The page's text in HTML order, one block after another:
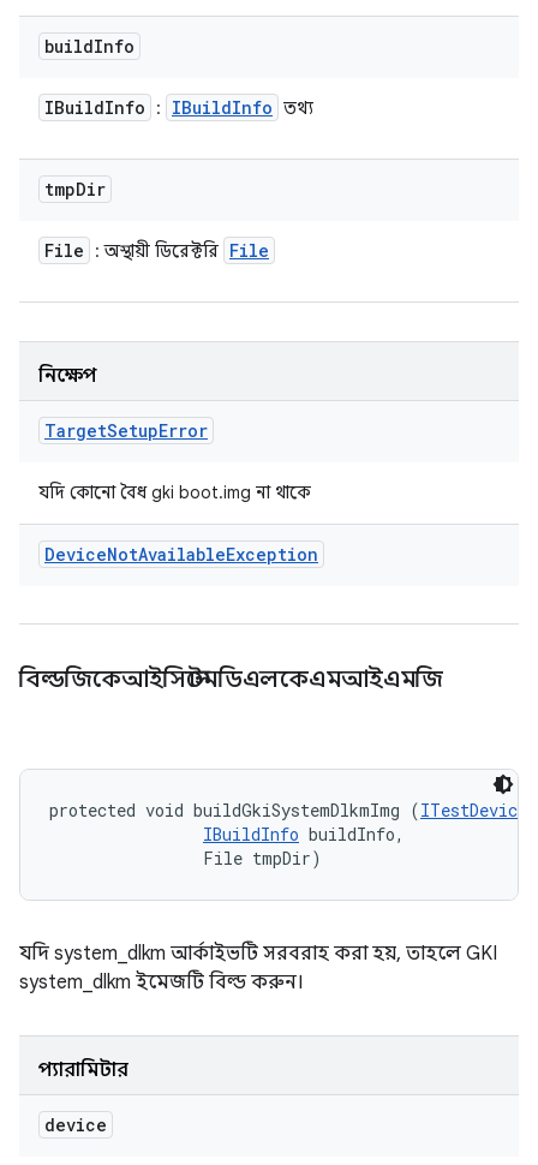
buildInfo
IBuildInfo : IBuildInfo তথ্য
tmpDir
File : অস্থায়ী ডিরেক্টরি File
নিক্ষেপ
TargetSetupError
যদি কোনো বৈধ gki boot.img না থাকে
DeviceNotAvailableException
বিল্ডজিকেআইসিস্টেমডিএলকেএমআইএমজি
protected void buildGkiSystemDlkmImg (ITestDevice
IBuildInfo buildInfo,
                File tmpDir)
যদি system_dlkm আর্কাইভটি সরবরাহ করা হয়, তাহলে GKI
system_dlkm ইমেজটি বিল্ড করুন।
প্যারামিটার
device